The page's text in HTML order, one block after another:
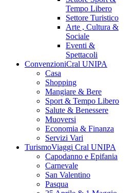
Tempo Libero
Settore Turistico
Arte , Cultura &
Sociale
Eventi &
Spettacoli
ConvenzioniCral UNIPA
Casa
Shopping
Mangiare & Bere
Sport & Tempo Libero
Salute & Benessere
Muoversi
Economia & Finanza
Servizi Vari
TurismoViaggi Cral UNIPA
Capodanno e Epifania
Carnevale
San Valentino
Pasqua